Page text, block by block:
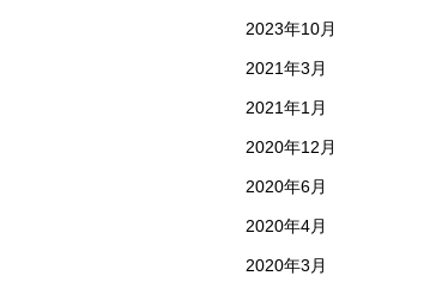
2023年10月
2021年3月
2021年1月
2020年12月
2020年6月
2020年4月
2020年3月